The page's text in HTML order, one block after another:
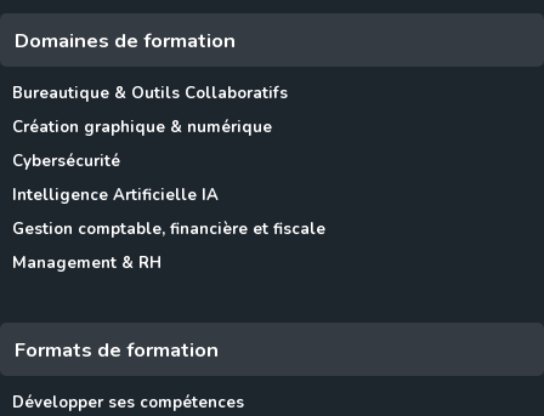
Domaines de formation
Bureautique & Outils Collaboratifs
Création graphique & numérique
Cybersécurité
Intelligence Artificielle IA
Gestion comptable, financière et fiscale
Management & RH
Formats de formation
Développer ses compétences